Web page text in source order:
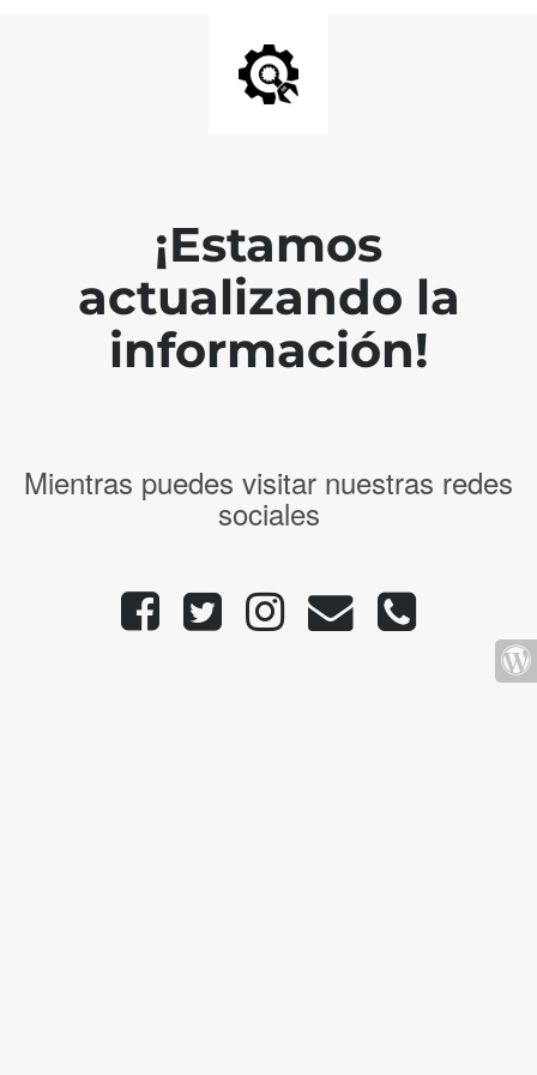
¡Estamos
actualizando la
información!
Mientras puedes visitar nuestras redes
sociales